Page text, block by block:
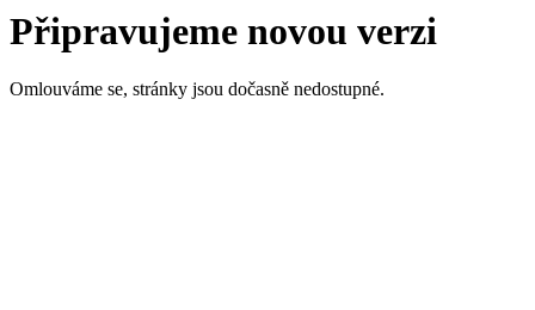
Připravujeme novou verzi
Omlouváme se, stránky jsou dočasně nedostupné.